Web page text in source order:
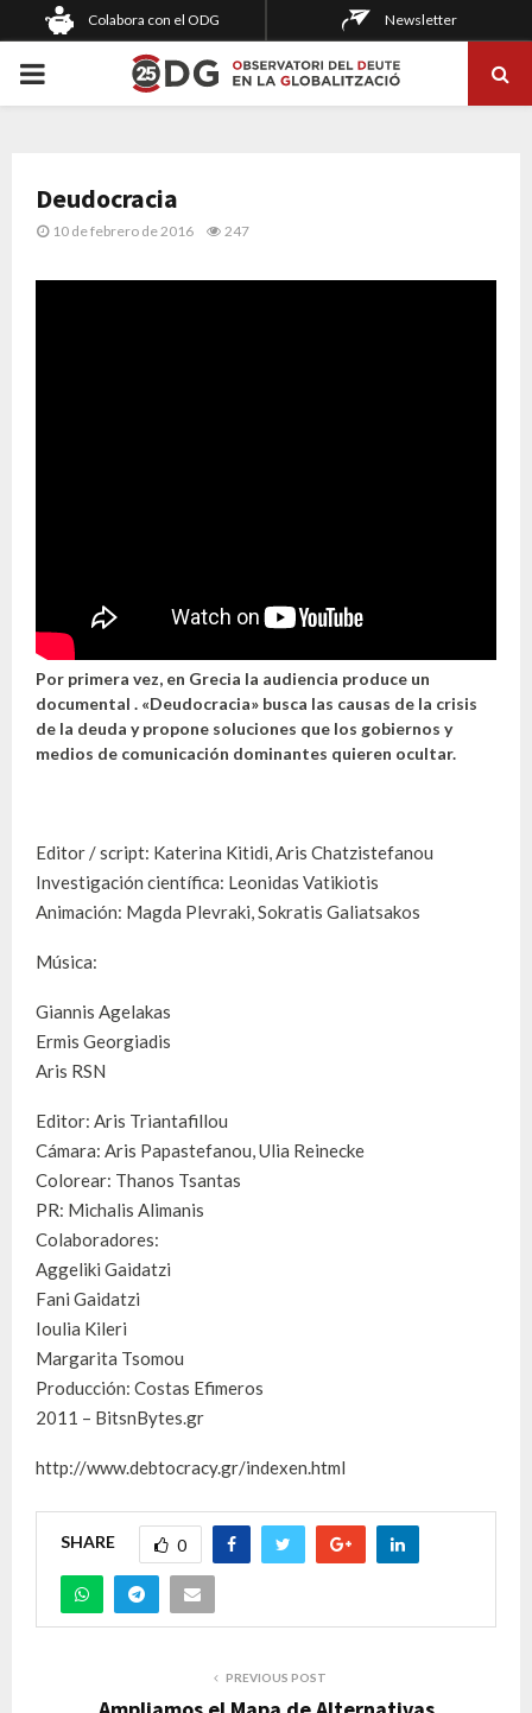
Colabora con el ODG Newsletter
PRIMARY
Deudocracia
10 de febrero de 2016 247
Por primera vez, en Grecia la audiencia produce un
documental . «Deudocracia» busca las causas de la crisis
de la deuda y propone soluciones que los gobiernos y
medios de comunicación dominantes quieren ocultar.
Editor / script: Katerina Kitidi, Aris Chatzistefanou
Investigación científica: Leonidas Vatikiotis
Animación: Magda Plevraki, Sokratis Galiatsakos
Música:
Giannis Agelakas
Ermis Georgiadis
Aris RSN
Editor: Aris Triantafillou
Cámara: Aris Papastefanou, Ulia Reinecke
Colorear: Thanos Tsantas
PR: Michalis Alimanis
Colaboradores:
Aggeliki Gaidatzi
Fani Gaidatzi
Ioulia Kileri
Margarita Tsomou
Producción: Costas Efimeros
2011 – BitsnBytes.gr
http://www.debtocracy.gr/indexen.html
SHARE 0
PREVIOUS POST